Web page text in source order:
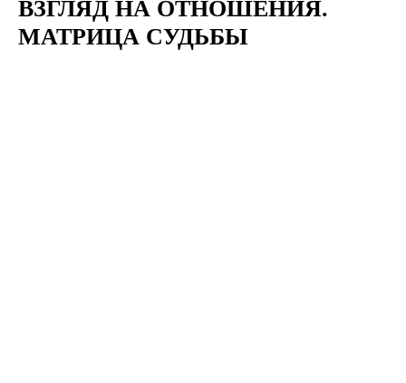
ВЗГЛЯД НА ОТНОШЕНИЯ.
МАТРИЦА СУДЬБЫ